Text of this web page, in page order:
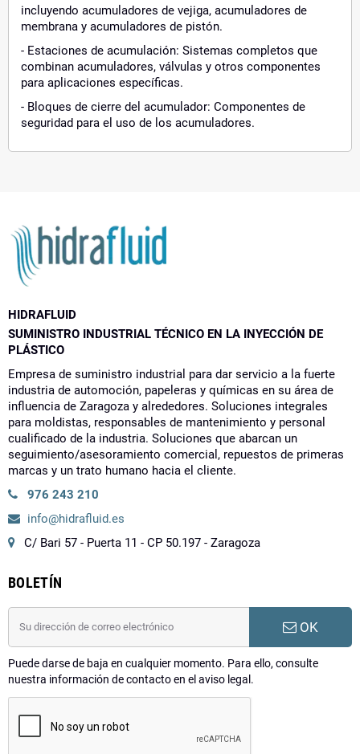
incluyendo acumuladores de vejiga, acumuladores de
membrana y acumuladores de pistón.
- Estaciones de acumulación: Sistemas completos que
combinan acumuladores, válvulas y otros componentes
para aplicaciones específicas.
- Bloques de cierre del acumulador: Componentes de
seguridad para el uso de los acumuladores.
HIDRAFLUID
SUMINISTRO INDUSTRIAL TÉCNICO EN LA INYECCIÓN DE
PLÁSTICO
Empresa de suministro industrial para dar servicio a la fuerte
industria de automoción, papeleras y químicas en su área de
influencia de Zaragoza y alrededores. Soluciones integrales
para moldistas, responsables de mantenimiento y personal
cualificado de la industria. Soluciones que abarcan un
seguimiento/asesoramiento comercial, repuestos de primeras
marcas y un trato humano hacia el cliente.
976 243 210
info@hidrafluid.es
C/ Bari 57 - Puerta 11 - CP 50.197 - Zaragoza
BOLETÍN
OK
Puede darse de baja en cualquier momento. Para ello, consulte
nuestra información de contacto en el aviso legal.